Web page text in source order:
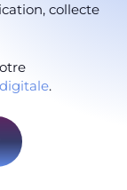
collecte
.